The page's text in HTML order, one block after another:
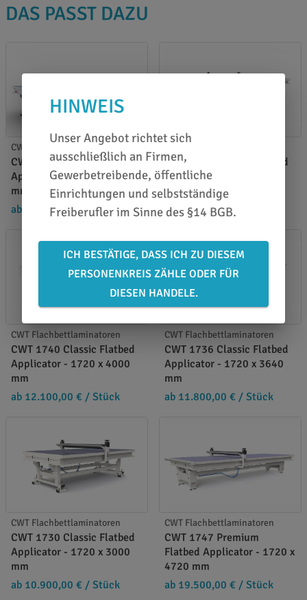
DAS PASST DAZU
CWT Flachbettlaminatoren
CWT 2147 Classic Flatbed
Applicator - 2100 x 4700
mm
ab 16.800,00 €/ Stück
CWT 1747 Classic Flatbed
Applicator - 1720 x 4720
mm
ab 14.200,00 €
CWT Flachbettlaminatoren
CWT 1740 Classic Flatbed
Applicator - 1720 x 4000
mm
ab 12.100,00 € / Stück
CWT Flachbettlaminatoren
CWT 1736 Classic Flatbed
Applicator - 1720 x 3640
mm
ab 11.800,00 € / Stück
CWT Flachbettlaminatoren
CWT 1730 Classic Flatbed
Applicator - 1720 x 3000
mm
ab 10.900,00 € / Stück
CWT Flachbettlaminatoren
CWT 1747 Premium
Flatbed Applicator - 1720 x
4720 mm
ab 19.500,00 € / Stück
HINWEIS
Unser Angebot richtet sich
ausschließlich an Firmen,
Gewerbetreibende, öffentliche
Einrichtungen und selbstständige
Freiberufler im Sinne des §14 BGB.
ICH BESTÄTIGE, DASS ICH ZU DIESEM
PERSONENKREIS ZÄHLE ODER FÜR
DIESEN HANDELE.